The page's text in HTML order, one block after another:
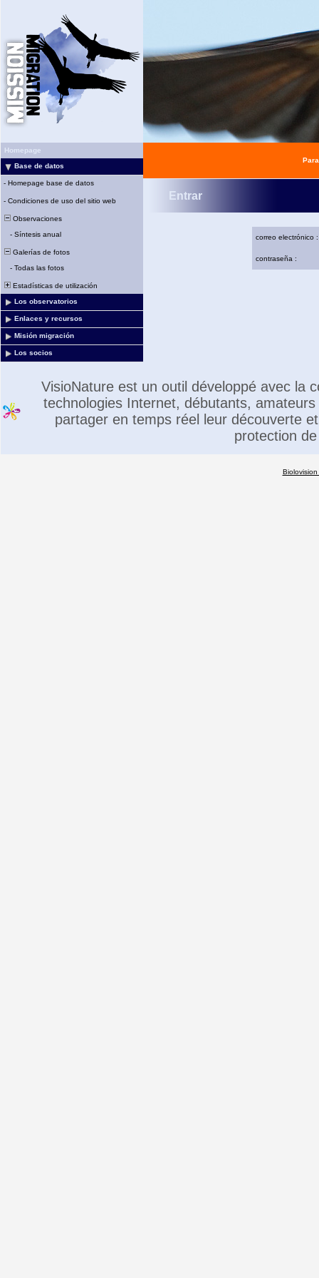
Homepage
Base de datos
- Homepage base de datos
- Condiciones de uso del sitio web
Observaciones
- Síntesis anual
Galerías de fotos
- Todas las fotos
Estadísticas de utilización
Los observatorios
Enlaces y recursos
Misión migración
Los socios
Entrar
correo electrónico :
contraseña :
VisioNature est un outil développé avec la
technologies Internet, débutants,
partager en temps réel leur découverte
protection
Biolovision